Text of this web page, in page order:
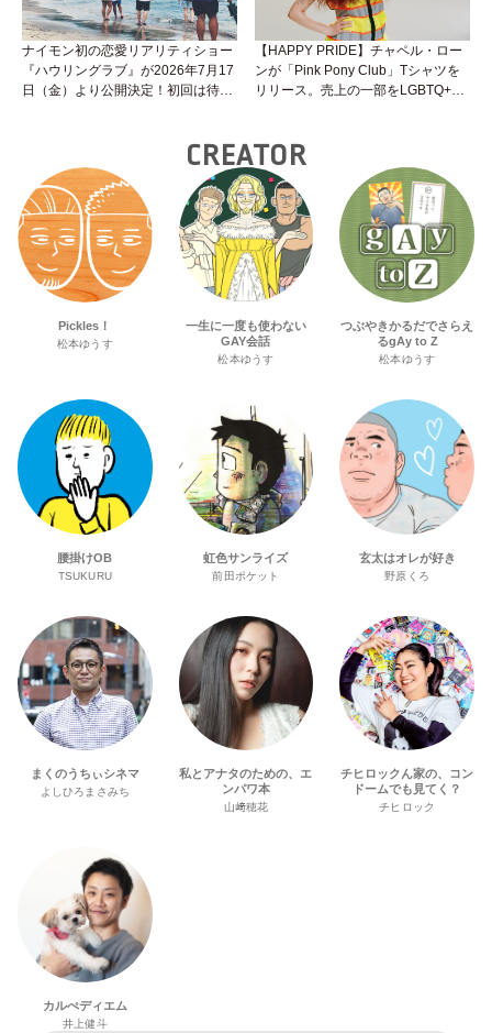
ナイモン初の恋愛リアリティショー
『ハウリングラブ』が2026年7月17
日（金）より公開決定！初回は待望
【HAPPY PRIDE】チャペル・ロー
ンが「Pink Pony Club」Tシャツを
リリース。売上の一部をLGBTQ+＆
CREATOR
Pickles！
松本ゆうす
一生に一度も使わない
GAY会話
松本ゆうす
つぶやきかるだでさらえ
るgAy to Z
松本ゆうす
腰掛けOB
TSUKURU
虹色サンライズ
前田ポケット
玄太はオレが好き
野原くろ
まくのうちぃシネマ
よしひろまさみち
私とアナタのための、エ
ンパワ本
山﨑穂花
チヒロックん家の、コン
ドームでも見てく？
チヒロック
カルぺディエム
井上健斗